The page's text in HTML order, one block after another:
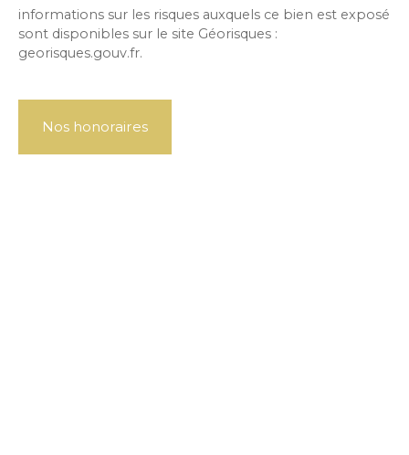
informations sur les risques auxquels ce bien est exposé
sont disponibles sur le site Géorisques :
georisques.gouv.fr.
Nos honoraires